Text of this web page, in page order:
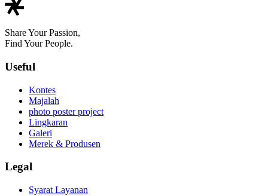
Share Your Passion,
Find Your People.
Useful
Kontes
Majalah
photo poster project
Lingkaran
Galeri
Merek & Produsen
Legal
Syarat Layanan